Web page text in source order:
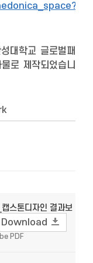
대학교 글로벌패
로 제작되었습니
스톤디자인 결과보
PDF
Download